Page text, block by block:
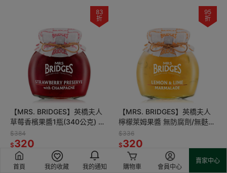
首頁 我的收藏 我的通知 購物車 會員中心
賣家中心
83
折
【MRS. BRIDGES】英橋夫人
草莓香檳果醬1瓶(340公克) 無
防腐劑/無麩質/英國原瓶原裝
$384
$320
95
折
【MRS. BRIDGES】英橋夫人
檸檬萊姆果醬 無防腐劑/無麩
質/英國原瓶原裝
$336
$320
66
折
79